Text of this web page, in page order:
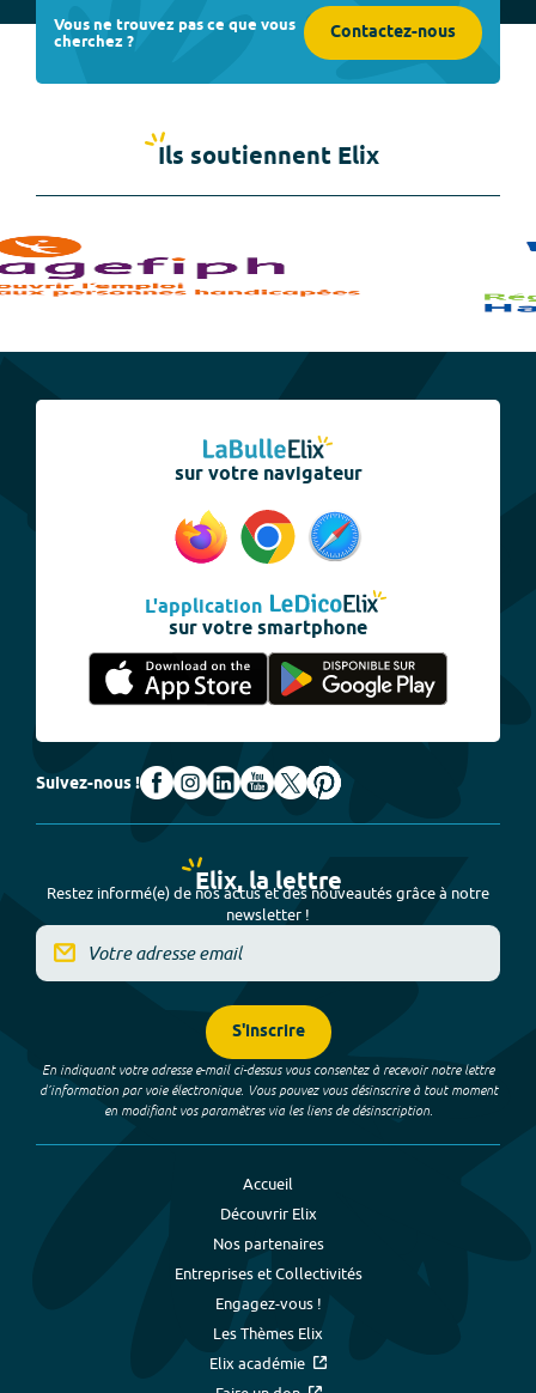
Vous ne trouvez pas ce que vous
cherchez ? Contactez-nous
Ils soutiennent Elix
sur votre navigateur
L'application
sur votre smartphone
Suivez-nous !
Elix, la lettre
Restez informé(e) de nos actus et des nouveautés grâce à notre
newsletter !
S'inscrire
En indiquant votre adresse e-mail ci-dessus vous consentez à recevoir notre lettre
d’information par voie électronique. Vous pouvez vous désinscrire à tout moment
en modifiant vos paramètres via les liens de désinscription.
Accueil
Découvrir Elix
Nos partenaires
Entreprises et Collectivités
Engagez-vous !
Les Thèmes Elix
Elix académie